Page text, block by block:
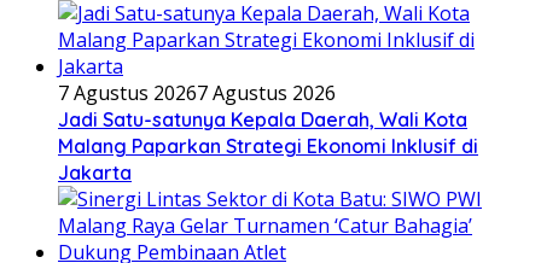
7 Agustus 20267 Agustus 2026
Jadi Satu-satunya Kepala Daerah, Wali Kota
Malang Paparkan Strategi Ekonomi Inklusif di
Jakarta